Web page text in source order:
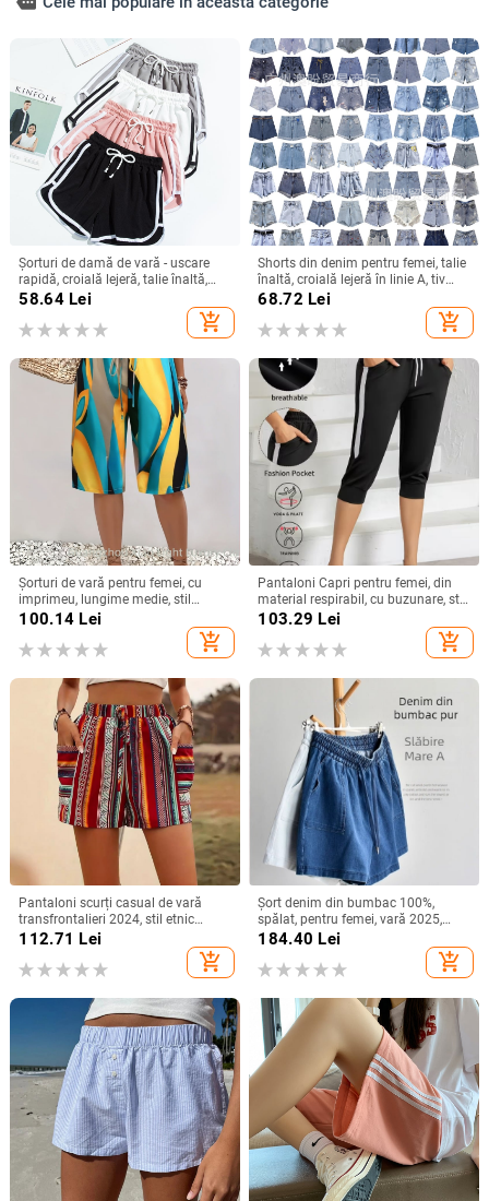
Șorturi de damă de vară - uscare
rapidă, croială lejeră, talie înaltă,
largi, pentru fitness și relaxare, Plus
58.64Lei
add_shopping_cart
Shorts din denim pentru femei, talie
înaltă, croială lejeră în linie A, tiv
franjat, ultra-scurți, vară 2025
68.72 Lei
add_shopping_cart
Șorturi de vară pentru femei, cu
imprimeu, lungime medie, stil
casual european-american, fără
100.14 Lei
add_shopping_cart
Pantaloni Capri pentru femei, din
material respirabil, cu buzunare, stil
casual‑sport, lungime Capri, croială
103.29 Lei
add_shopping_cart
Pantaloni scurți casual de vară
transfrontalieri 2024, stil etnic
Amazon, cu dungi contrastante,
112.71 Lei
add_shopping_cart
Șort denim din bumbac 100%,
spălat, pentru femei, vară 2025,
croială lejeră în A, largi
184.40 Lei
add_shopping_cart